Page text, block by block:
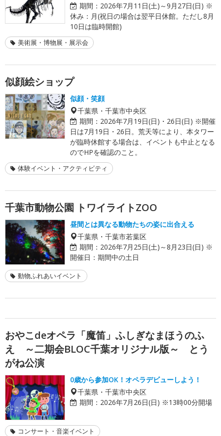
期間： 2026年7月11日(土)～9月27日(日) ※
休み：月(祝日の場合は翌平日休館。ただし8月
10日は臨時開館)
美術展・博物展・展示会
似顔絵ショップ
似顔・笑顔
千葉県・千葉市中央区
期間： 2026年7月19日(日)・26日(日) ※開催
日は7月19日・26日。荒天等により、本タワー
が臨時休館する場合は、イベントも中止となる
のでHPを確認のこと。
体験イベント・アクティビティ
千葉市動物公園 トワイライトZOO
昼間とは異なる動物たちの姿に出合える
千葉県・千葉市若葉区
期間： 2026年7月25日(土)～8月23日(日) ※
開催日：期間中の土日
動物ふれあいイベント
おやこdeオペラ「魔笛」ふしぎなまほうのふ
え ～二期会BLOC千葉オリジナル版～ とう
がね公演
0歳から参加OK！オペラデビューしよう！
千葉県・千葉市中央区
期間： 2026年7月26日(日) ※13時00分開場
コンサート・音楽イベント